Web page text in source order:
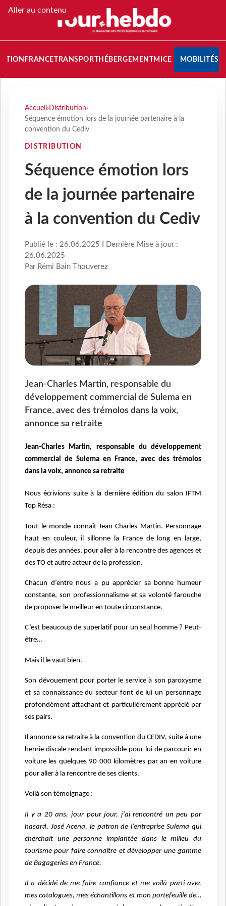
Aller au contenu
FRANCETRANSPORT HÉBERGEMENTMICE MOBILITÉS
Accueil › Distribution›
Séquence émotion lors de la journée partenaire à la
convention du Cediv
DISTRIBUTION
Séquence émotion lors
de la journée partenaire
à la convention du Cediv
Publié le : 26.06.2025 I Dernière Mise à jour :
26.06.2025
Par Rémi Bain Thouverez
Jean-Charles Martin, responsable du
développement commercial de Sulema en
France, avec des trémolos dans la voix,
annonce sa retraite
Jean-Charles Martin, responsable du développement
commercial de Sulema en France, avec des trémolos
dans la voix, annonce sa retraite
Nous écrivions suite à la dernière édition du salon IFTM
Top Résa :
Tout le monde connaît Jean-Charles Martin. Personnage
haut en couleur, il sillonne la France de long en large,
depuis des années, pour aller à la rencontre des agences et
des TO et autre acteur de la profession.
Chacun d’entre nous a pu apprécier sa bonne humeur
constante, son professionnalisme et sa volonté farouche
de proposer le meilleur en toute circonstance.
C’est beaucoup de superlatif pour un seul homme ? Peut-
être…
Mais il le vaut bien.
Son dévouement pour porter le service à son paroxysme
et sa connaissance du secteur font de lui un personnage
profondément attachant et particulièrement apprécié par
ses pairs.
Il annonce sa retraite à la convention du CEDIV, suite à une
hernie discale rendant impossible pour lui de parcourir en
voiture les quelques 90 000 kilomètres par an en voiture
pour aller à la rencontre de ses clients.
Voilà son témoignage :
Il y a 20 ans, jour pour jour, j'ai rencontré un peu par
hasard, José Acena, le patron de l’entreprise Sulema qui
cherchait une personne implantée dans le milieu du
tourisme pour faire connaître et développer une gamme
de Bagageries en France.
Il a décidé de me faire confiance et me voilà parti avec
mes catalogues, mes échantillons et mon portefeuille de…